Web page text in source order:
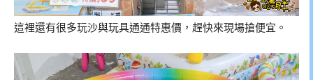
這裡還有很多玩沙與玩具通通特惠價，趕快來現場搶便宜。